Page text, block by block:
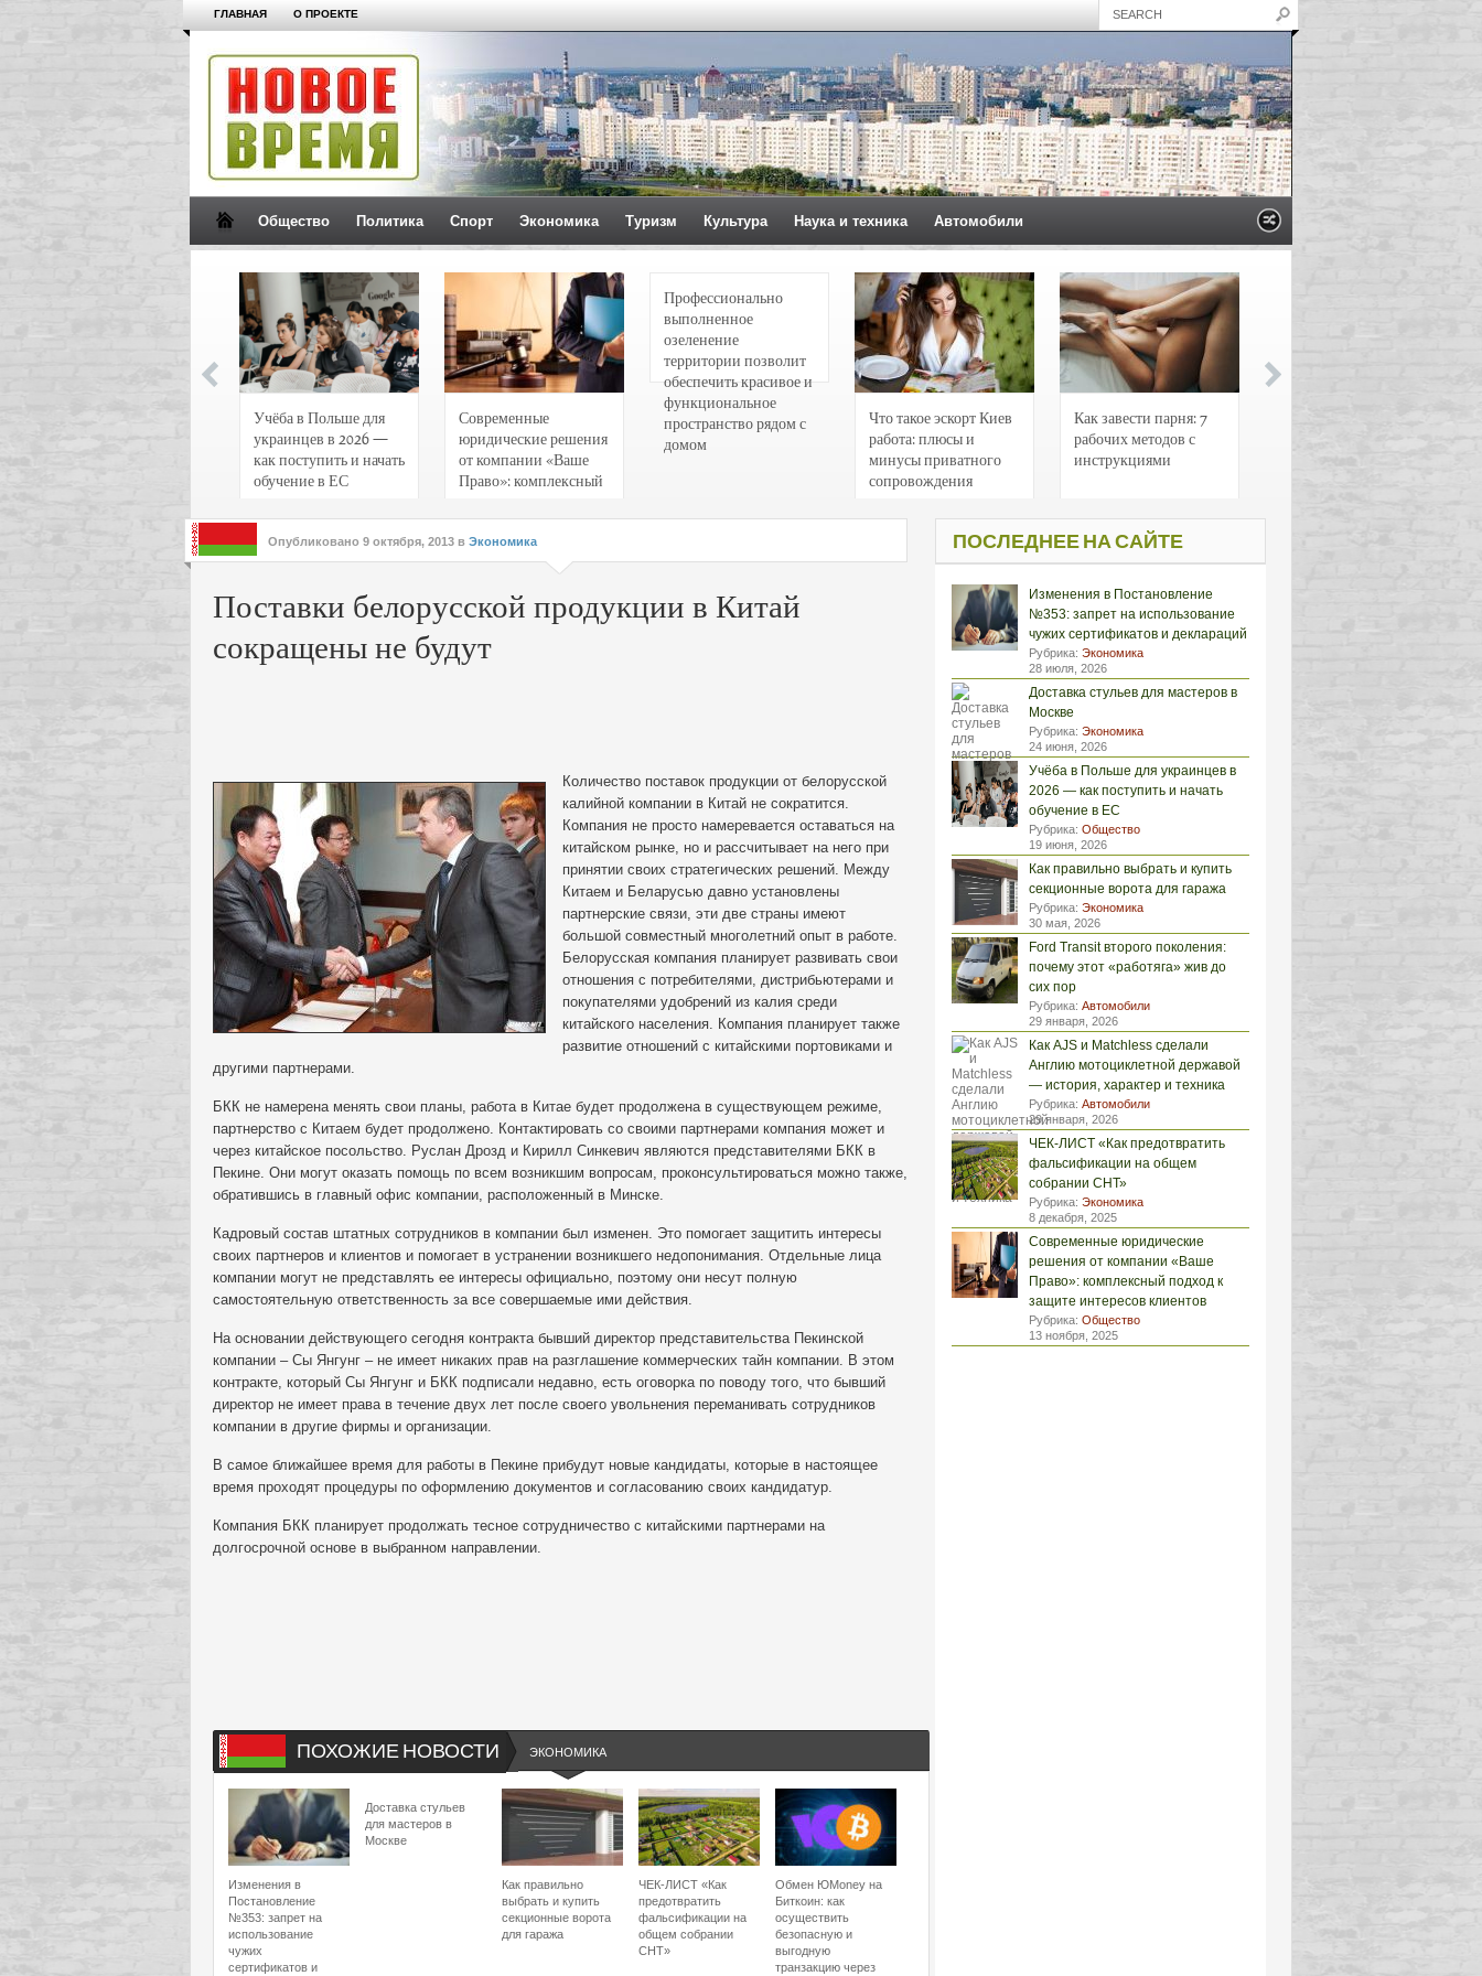
ГЛАВНАЯ О ПРОЕКТЕ
Общество Политика Спорт Экономика Туризм Культура Наука и техника Автомобили
Учёба в Польше для
украинцев в 2026 —
как поступить и начать
обучение в ЕС
Современные
юридические решения
от компании «Ваше
Право»: комплексный
интересов клиентов
Профессионально
выполненное
озеленение
территории позволит
обеспечить красивое и
функциональное
пространство рядом с
домом
Что такое эскорт Киев
работа: плюсы и
минусы приватного
сопровождения
Как завести парня: 7
рабочих методов с
инструкциями
Опубликовано 9 октября, 2013 в Экономика
Поставки белорусской продукции в Китай
сокращены не будут
Количество поставок продукции от белорусской
калийной компании в Китай не сократится.
Компания не просто намеревается оставаться на
китайском рынке, но и рассчитывает на него при
принятии своих стратегических решений. Между
Китаем и Беларусью давно установлены
партнерские связи, эти две страны имеют
большой совместный многолетний опыт в работе.
Белорусская компания планирует развивать свои
отношения с потребителями, дистрибьютерами и
покупателями удобрений из калия среди
китайского населения. Компания планирует также
развитие отношений с китайскими портовиками и
другими партнерами.
БКК не намерена менять свои планы, работа в Китае будет продолжена в существующем режиме,
партнерство с Китаем будет продолжено. Контактировать со своими партнерами компания может и
через китайское посольство. Руслан Дрозд и Кирилл Синкевич являются представителями БКК в
Пекине. Они могут оказать помощь по всем возникшим вопросам, проконсультироваться можно также,
обратившись в главный офис компании, расположенный в Минске.
Кадровый состав штатных сотрудников в компании был изменен. Это помогает защитить интересы
своих партнеров и клиентов и помогает в устранении возникшего недопонимания. Отдельные лица
компании могут не представлять ее интересы официально, поэтому они несут полную
самостоятельную ответственность за все совершаемые ими действия.
На основании действующего сегодня контракта бывший директор представительства Пекинской
компании – Сы Янгунг – не имеет никаких прав на разглашение коммерческих тайн компании. В этом
контракте, который Сы Янгунг и БКК подписали недавно, есть оговорка по поводу того, что бывший
директор не имеет права в течение двух лет после своего увольнения переманивать сотрудников
компании в другие фирмы и организации.
В самое ближайшее время для работы в Пекине прибудут новые кандидаты, которые в настоящее
время проходят процедуры по оформлению документов и согласованию своих кандидатур.
Компания БКК планирует продолжать тесное сотрудничество с китайскими партнерами на
долгосрочной основе в выбранном направлении.
ПОХОЖИЕ НОВОСТИ ЭКОНОМИКА
Изменения в
Постановление
№353: запрет на
использование
чужих
сертификатов и
Доставка стульев
для мастеров в
Москве
Как правильно
выбрать и купить
секционные ворота
для гаража
ЧЕК-ЛИСТ «Как
предотвратить
фальсификации на
общем собрании
СНТ»
Обмен ЮMoney на
Биткоин: как
осуществить
безопасную и
выгодную
транзакцию через
ПОСЛЕДНЕЕ НА САЙТЕ
Изменения в Постановление
№353: запрет на использование
чужих сертификатов и деклараций
Рубрика: Экономика
28 июля, 2026
Доставка стульев для мастеров в
Москве
Рубрика: Экономика
24 июня, 2026
Учёба в Польше для украинцев в
2026 — как поступить и начать
обучение в ЕС
Рубрика: Общество
19 июня, 2026
Как правильно выбрать и купить
секционные ворота для гаража
Рубрика: Экономика
30 мая, 2026
Ford Transit второго поколения:
почему этот «работяга» жив до
сих пор
Рубрика: Автомобили
29 января, 2026
Как AJS и Matchless сделали
Англию мотоциклетной державой
— история, характер и техника
Рубрика: Автомобили
29 января, 2026
ЧЕК-ЛИСТ «Как предотвратить
фальсификации на общем
собрании СНТ»
Рубрика: Экономика
8 декабря, 2025
Современные юридические
решения от компании «Ваше
Право»: комплексный подход к
защите интересов клиентов
Рубрика: Общество
13 ноября, 2025